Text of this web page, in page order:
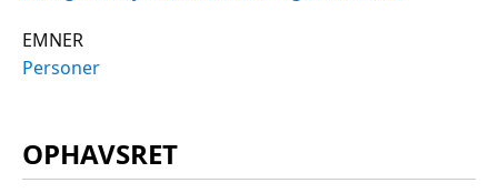
EMNER
Personer
OPHAVSRET